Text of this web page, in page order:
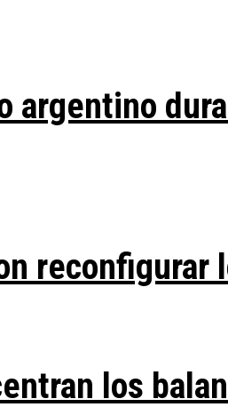
argentino
los